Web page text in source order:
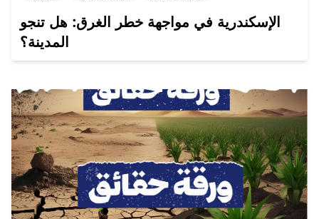
الإسكندرية في مواجهة خطر الغرق: هل تنجو
المدينة؟